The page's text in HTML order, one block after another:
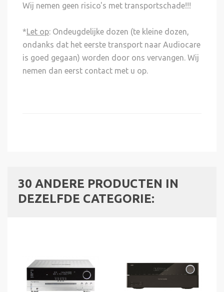
Wij nemen geen risico's met transportschade!!!
*Let op: Ondeugdelijke dozen (te kleine dozen,
ondanks dat het eerste transport naar Audiocare
is goed gegaan) worden door ons vervangen. Wij
nemen dan eerst contact met u op.
30 ANDERE PRODUCTEN IN
DEZELFDE CATEGORIE: